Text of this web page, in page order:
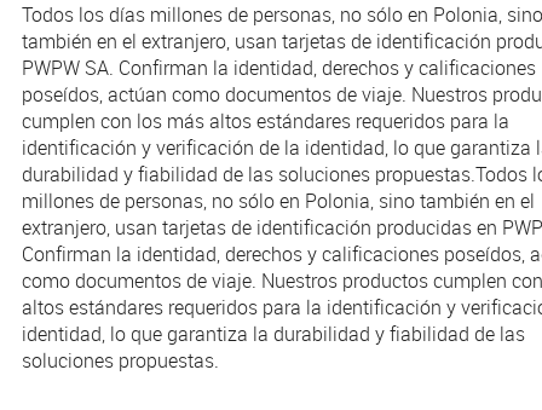
Todos los días millones de personas, no sólo en Polonia, sino
también en el extranjero, usan tarjetas de identificación
PWPW SA. Confirman la identidad, derechos y calificaciones
poseídos, actúan como documentos de viaje. Nuestros
cumplen con los más altos estándares requeridos para la
identificación y verificación de la identidad, lo que garantiza
durabilidad y fiabilidad de las soluciones propuestas.Todos
millones de personas, no sólo en Polonia, sino también en el
extranjero, usan tarjetas de identificación producidas en
Confirman la identidad, derechos y calificaciones poseídos,
como documentos de viaje. Nuestros productos cumplen
altos estándares requeridos para la identificación y
identidad, lo que garantiza la durabilidad y fiabilidad de las
soluciones propuestas.